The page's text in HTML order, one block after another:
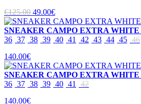
€125.00 49.00€
SNEAKER CAMPO EXTRA
36 37 38 39 40 41 42 43 44 45 46
140.00€
SNEAKER CAMPO EXTRA
36 37 38 39 40 41
42
140.00€